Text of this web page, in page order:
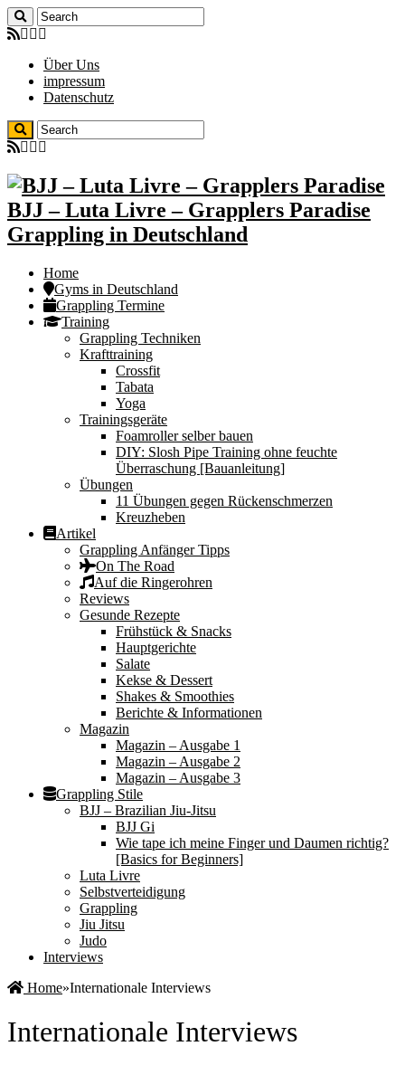
Über Uns
impressum
Datenschutz
BJJ – Luta Livre – Grapplers Paradise
Grappling in Deutschland
Home
Gyms in Deutschland
Grappling Termine
Training
Grappling Techniken
Krafttraining
Crossfit
Tabata
Yoga
Trainingsgeräte
Foamroller selber bauen
DIY: Slosh Pipe Training ohne feuchte
Überraschung [Bauanleitung]
Übungen
11 Übungen gegen Rückenschmerzen
Kreuzheben
Artikel
Grappling Anfänger Tipps
On The Road
Auf die Ringerohren
Reviews
Gesunde Rezepte
Frühstück & Snacks
Hauptgerichte
Salate
Kekse & Dessert
Shakes & Smoothies
Berichte & Informationen
Magazin
Magazin – Ausgabe 1
Magazin – Ausgabe 2
Magazin – Ausgabe 3
Grappling Stile
BJJ – Brazilian Jiu-Jitsu
BJJ Gi
Wie tape ich meine Finger und Daumen richtig?
[Basics for Beginners]
Luta Livre
Selbstverteidigung
Grappling
Jiu Jitsu
Judo
Interviews
Home»Internationale Interviews
Internationale Interviews